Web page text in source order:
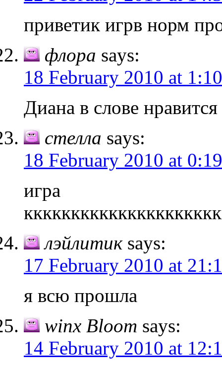
приветик игрв норм
флора says:
18 February 2010 at 1:10
Диана в слове
стелла says:
18 February 2010 at 0:19
игра
лэйлитик says:
17 February 2010 at
я всю прошла
winx Bloom says:
14 February 2010 at